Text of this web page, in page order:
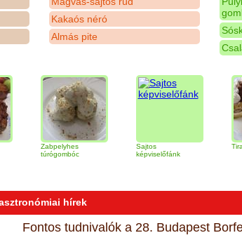
Kakaós néró
Almás pite
Zabpelyhes
túrógombóc
képviselőfánk
Tiramisu torta
hírek
Fontos tudnivalók a 28. Budapest